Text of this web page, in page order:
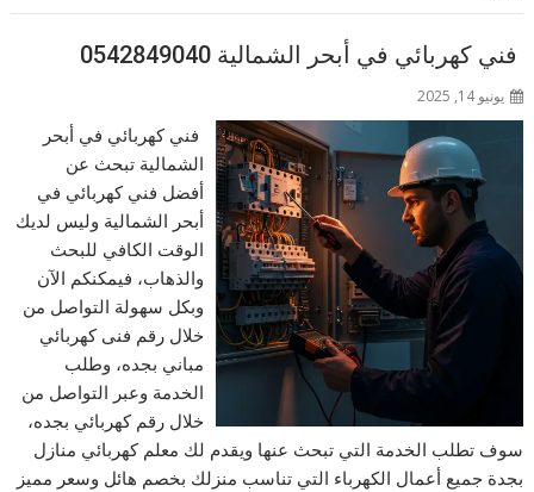
فني كهربائي في أبحر الشمالية 0542849040
يونيو 14, 2025
فني كهربائي في أبحر
الشمالية تبحث عن
أفضل فني كهربائي في
أبحر الشمالية وليس لديك
الوقت الكافي للبحث
والذهاب، فيمكنكم الآن
وبكل سهولة التواصل من
خلال رقم فنى كهربائي
مباني بجده، وطلب
الخدمة وعبر التواصل من
خلال رقم كهربائي بجده،
سوف تطلب الخدمة التي تبحث عنها ويقدم لك معلم كهربائي منازل
بجدة جميع أعمال الكهرباء التي تناسب منزلك بخصم هائل وسعر مميز